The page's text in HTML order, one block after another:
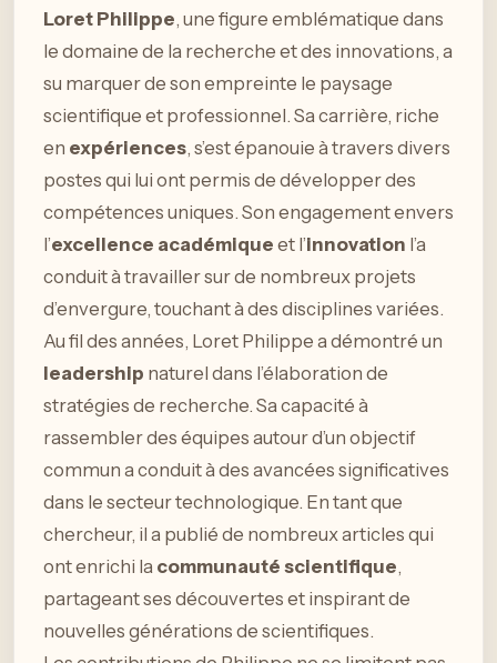
Loret Philippe, une figure emblématique dans
le domaine de la recherche et des innovations, a
su marquer de son empreinte le paysage
scientifique et professionnel. Sa carrière, riche
en expériences, s’est épanouie à travers divers
postes qui lui ont permis de développer des
compétences uniques. Son engagement envers
l’excellence académique et l’innovation l’a
conduit à travailler sur de nombreux projets
d’envergure, touchant à des disciplines variées.
Au fil des années, Loret Philippe a démontré un
leadership naturel dans l’élaboration de
stratégies de recherche. Sa capacité à
rassembler des équipes autour d’un objectif
commun a conduit à des avancées significatives
dans le secteur technologique. En tant que
chercheur, il a publié de nombreux articles qui
ont enrichi la communauté scientifique,
partageant ses découvertes et inspirant de
nouvelles générations de scientifiques.